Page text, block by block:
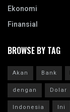
Ekonomi
Finansial
BROWSE BY TAG
Akan Bank
dengan
Dolar
Indonesia
Ini